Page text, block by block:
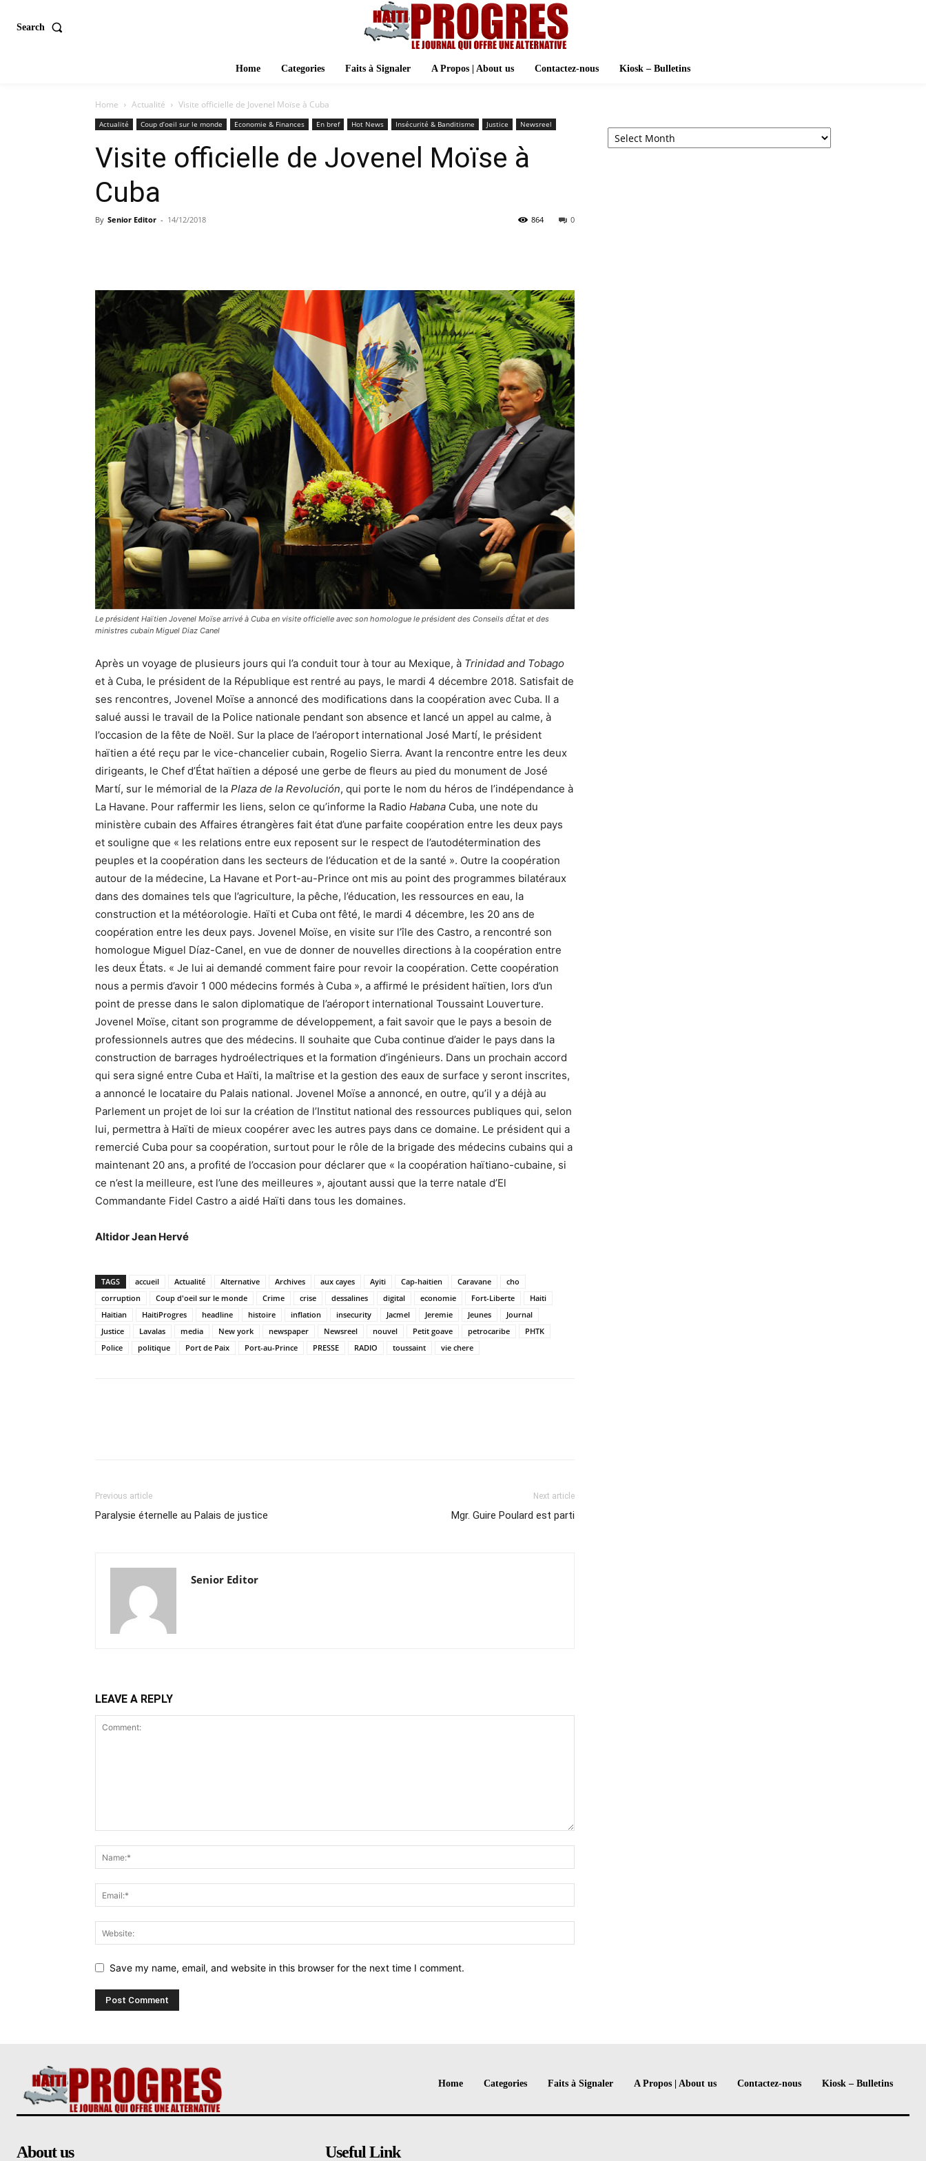
Search
Home Categories Faits à Signaler A Propos | About us Contactez-nous Kiosk – Bulletins
Home Actualité Visite officielle de Jovenel Moïse à Cuba
Actualité Coup d’oeil sur le monde Economie & Finances En bref Hot News Insécurité & Banditisme Justice Newsreel
Visite officielle de Jovenel Moïse à
Cuba
By Senior Editor - 14/12/2018 0
864
Le président Haïtien Jovenel Moïse arrivé à Cuba en visite officielle avec son homologue le président des Conseils dÉtat et des
ministres cubain Miguel Diaz Canel
Après un voyage de plusieurs jours qui l’a conduit tour à tour au Mexique, à Trinidad and Tobago
et à Cuba, le président de la République est rentré au pays, le mardi 4 décembre 2018. Satisfait de
ses rencontres, Jovenel Moïse a annoncé des modifications dans la coopération avec Cuba. Il a
salué aussi le travail de la Police nationale pendant son absence et lancé un appel au calme, à
l’occasion de la fête de Noël. Sur la place de l’aéroport international José Martí, le président
haïtien a été reçu par le vice-chancelier cubain, Rogelio Sierra. Avant la rencontre entre les deux
dirigeants, le Chef d’État haïtien a déposé une gerbe de fleurs au pied du monument de José
Martí, sur le mémorial de la Plaza de la Revolución, qui porte le nom du héros de l’indépendance à
La Havane. Pour raffermir les liens, selon ce qu’informe la Radio Habana Cuba, une note du
ministère cubain des Affaires étrangères fait état d’une parfaite coopération entre les deux pays
et souligne que « les relations entre eux reposent sur le respect de l’autodétermination des
peuples et la coopération dans les secteurs de l’éducation et de la santé ». Outre la coopération
autour de la médecine, La Havane et Port-au-Prince ont mis au point des programmes bilatéraux
dans des domaines tels que l’agriculture, la pêche, l’éducation, les ressources en eau, la
construction et la météorologie. Haïti et Cuba ont fêté, le mardi 4 décembre, les 20 ans de
coopération entre les deux pays. Jovenel Moïse, en visite sur l’île des Castro, a rencontré son
homologue Miguel Díaz-Canel, en vue de donner de nouvelles directions à la coopération entre
les deux États. « Je lui ai demandé comment faire pour revoir la coopération. Cette coopération
nous a permis d’avoir 1 000 médecins formés à Cuba », a affirmé le président haïtien, lors d’un
point de presse dans le salon diplomatique de l’aéroport international Toussaint Louverture.
Jovenel Moïse, citant son programme de développement, a fait savoir que le pays a besoin de
professionnels autres que des médecins. Il souhaite que Cuba continue d’aider le pays dans la
construction de barrages hydroélectriques et la formation d’ingénieurs. Dans un prochain accord
qui sera signé entre Cuba et Haïti, la maîtrise et la gestion des eaux de surface y seront inscrites,
a annoncé le locataire du Palais national. Jovenel Moïse a annoncé, en outre, qu’il y a déjà au
Parlement un projet de loi sur la création de l’Institut national des ressources publiques qui, selon
lui, permettra à Haïti de mieux coopérer avec les autres pays dans ce domaine. Le président qui a
remercié Cuba pour sa coopération, surtout pour le rôle de la brigade des médecins cubains qui a
maintenant 20 ans, a profité de l’occasion pour déclarer que « la coopération haïtiano-cubaine, si
ce n’est la meilleure, est l’une des meilleures », ajoutant aussi que la terre natale d’El
Commandante Fidel Castro a aidé Haïti dans tous les domaines.
Altidor Jean Hervé
TAGS accueil Actualité Alternative Archives aux cayes Ayiti Cap-haitien Caravane
cho
corruption
Coup d'oeil sur le monde Crime crise dessalines digital economie Fort-Liberte
Haiti
Haitian
HaitiProgres headline histoire inflation insecurity Jacmel Jeremie Jeunes
Journal
Justice
Lavalas media New york newspaper Newsreel nouvel Petit goave petrocaribe
PHTK
Police
politique Port de Paix Port-au-Prince PRESSE RADIO toussaint vie chere
Previous article
Paralysie éternelle au Palais de justice
Next article
Mgr. Guire Poulard est parti
Senior Editor
LEAVE A REPLY
Save my name, email, and website in this browser for the next time I comment.
Archives
Home Categories Faits à Signaler A Propos | About us Contactez-nous Kiosk – Bulletins
About us Useful Link